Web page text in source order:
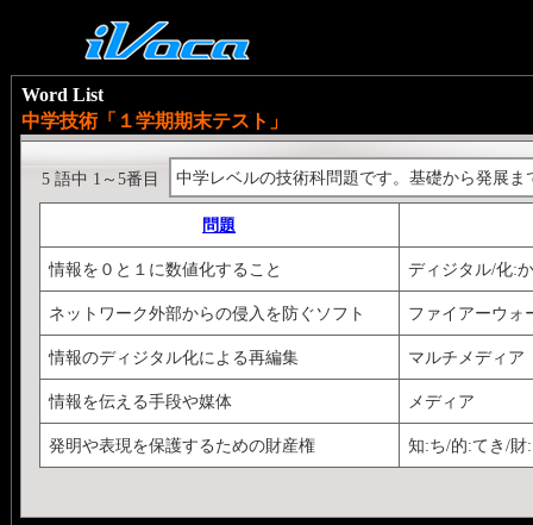
Word List
中学技術「１学期期末テスト」
中学レベルの技術科問題です。基礎から発展
5 語中 1～5番目
問題
情報を０と１に数値化すること ディジタル/化:か
ネットワーク外部からの侵入を防ぐソフト ファイアーウォ
情報のディジタル化による再編集 マルチメディア
情報を伝える手段や媒体 メディア
発明や表現を保護するための財産権 知:ち/的:てき/財